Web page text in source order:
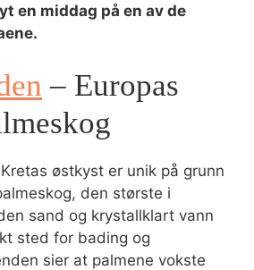
en middag på en av de
– Europas
østkyst er unik på grunn
den største i
sand og krystallklart vann
sted for bading og
sier at palmene vokste